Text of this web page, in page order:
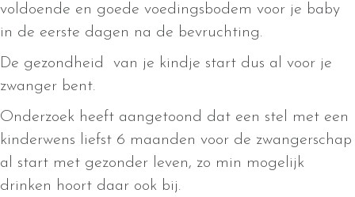
voldoende en goede voedingsbodem voor je baby
in de eerste dagen na de bevruchting.
De gezondheid van je kindje start dus al voor je
zwanger bent.
Onderzoek heeft aangetoond dat een stel met een
kinderwens liefst 6 maanden voor de zwangerschap
al start met gezonder leven, zo min mogelijk
drinken hoort daar ook bij.